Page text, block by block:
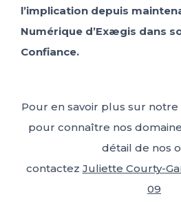
l’implication depuis
Numérique d’Exægis dans
Confiance.
Pour en savoir plus sur notre
pour connaître nos
détail de nos
contactez Juliette Courty-
09